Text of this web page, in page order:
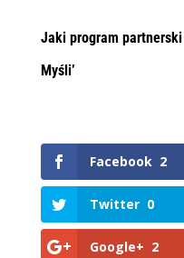
Jaki program
Myśli’
Facebook 2
Twitter 0
Google+ 2